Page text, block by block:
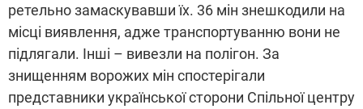
ретельно замаскувавши їх. 36 мін знешкодили на
місці виявлення, адже транспортуванню вони не
підлягали. Інші – вивезли на полігон. За
знищенням ворожих мін спостерігали
представники української сторони Спільної центру